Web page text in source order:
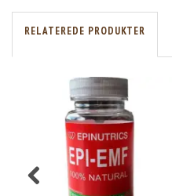
RELATEREDE PRODUKTER